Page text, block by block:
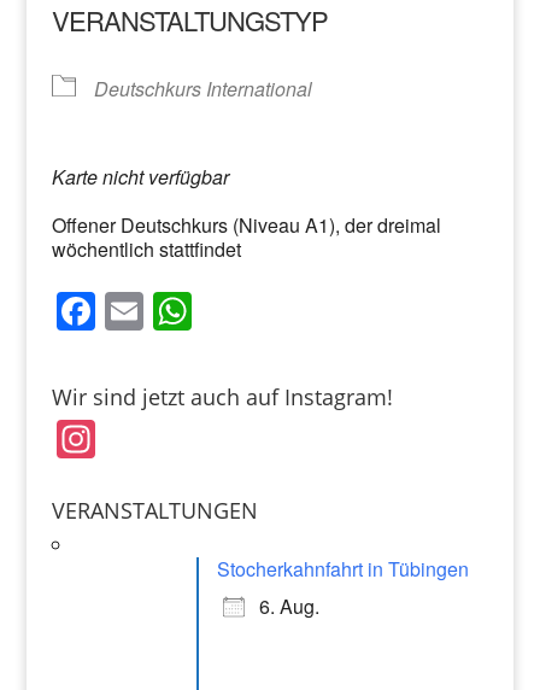
VERANSTALTUNGSTYP
Deutschkurs International
Karte nicht verfügbar
Offener Deutschkurs (Niveau A1), der dreimal
wöchentlich stattfindet
F
c
e
b
o
E
ai
l
W
at
p
Wir sind jetzt auch auf Instagram!
In
a
VERANSTALTUNGEN
Stocherkahnfahrt in Tübingen
6. Aug.